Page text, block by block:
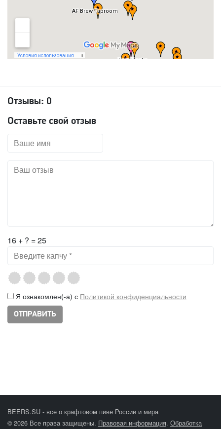
Отзывы: 0
Оставьте свой отзыв
16 + ? = 25
Я ознакомлен(-а) с Политикой конфиденциальности
BEERS.SU - все о крафтовом пиве России и мира
© 2026 Все права защищены. Правовая информация. Обработка